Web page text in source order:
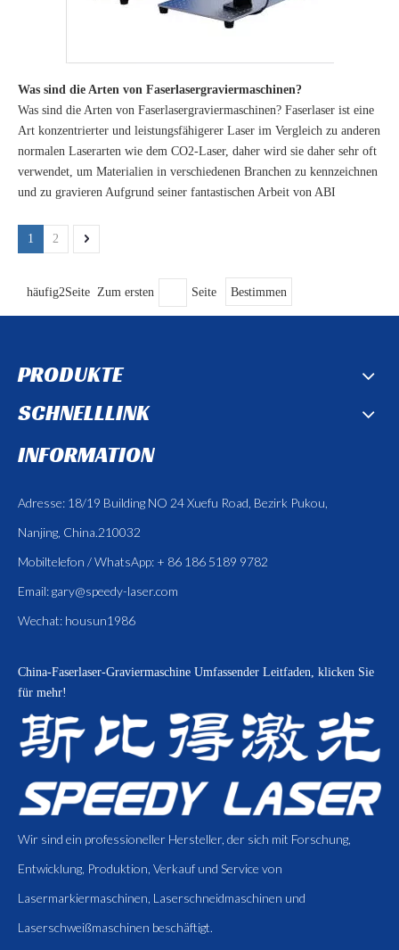
Was sind die Arten von Faserlasergraviermaschinen?
Was sind die Arten von Faserlasergraviermaschinen? Faserlaser ist eine
Art konzentrierter und leistungsfähigerer Laser im Vergleich zu anderen
normalen Laserarten wie dem CO2-Laser, daher wird sie daher sehr oft
verwendet, um Materialien in verschiedenen Branchen zu kennzeichnen
und zu gravieren Aufgrund seiner fantastischen Arbeit von ABI
1 2
häufig2Seite Zum ersten Seite Bestimmen
PRODUKTE
SCHNELLLINK
INFORMATION
Adresse: 18/19 Building NO 24 Xuefu Road, Bezirk Pukou,
Nanjing, China.210032
Mobiltelefon / WhatsApp: + 86 186 5189 9782
Email:gary@speedy-laser.com
Wechat: housun1986
China-Faserlaser-Graviermaschine Umfassender Leitfaden, klicken Sie
für mehr!
Wir sind ein professioneller Hersteller, der sich mit Forschung,
Entwicklung, Produktion, Verkauf und Service von
Lasermarkiermaschinen, Laserschneidmaschinen und
Laserschweißmaschinen beschäftigt.